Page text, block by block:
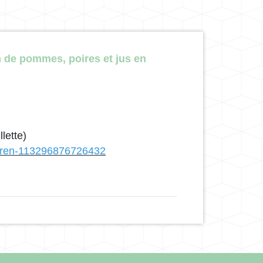
pommes, poires et jus en
113296876726432